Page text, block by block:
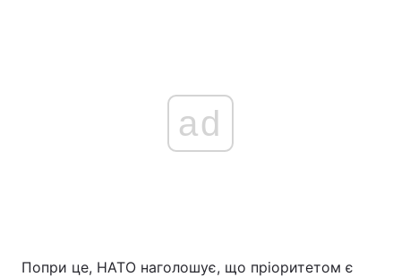
ad
Попри це, НАТО наголошує, що пріоритетом є